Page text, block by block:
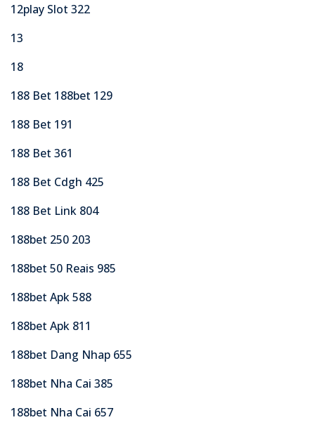
12play Slot 322
13
18
188 Bet 188bet 129
188 Bet 191
188 Bet 361
188 Bet Cdgh 425
188 Bet Link 804
188bet 250 203
188bet 50 Reais 985
188bet Apk 588
188bet Apk 811
188bet Dang Nhap 655
188bet Nha Cai 385
188bet Nha Cai 657